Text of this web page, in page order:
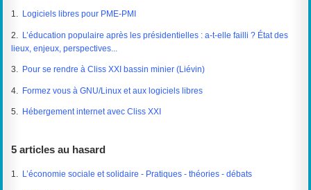
1. Logiciels libres pour PME-PMI
2.
L’éducation populaire après les présidentielles : a-t-elle failli ? État des
lieux, enjeux, perspectives...
3. Pour se rendre à Cliss XXI bassin minier (Liévin)
4. Formez vous à GNU/Linux et aux logiciels libres
5. Hébergement internet avec Cliss XXI
5 articles au hasard
1. L’économie sociale et solidaire - Pratiques - théories - débats